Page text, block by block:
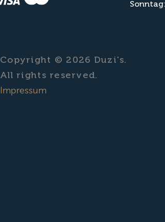
Copyright © 2026 Duzi's.
All rights reserved.
Impressum